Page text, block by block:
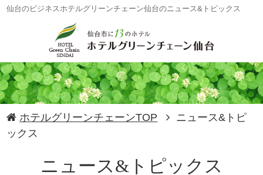
仙台のビジネスホテルグリーンチェーン仙台のニュース&トピックス
ホテルグリーンチェーンTOP
ニュース&トピ
ックス
ニュース&トピックス